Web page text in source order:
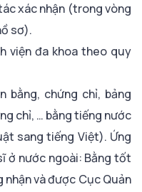
xác nhận (trong vòng
sơ).
viện đa khoa theo quy
bằng, chứng chỉ, bảng
chỉ, … bằng tiếng nước
sang tiếng Việt). Ứng
ở nước ngoài: Bằng tốt
và được Cục Quản